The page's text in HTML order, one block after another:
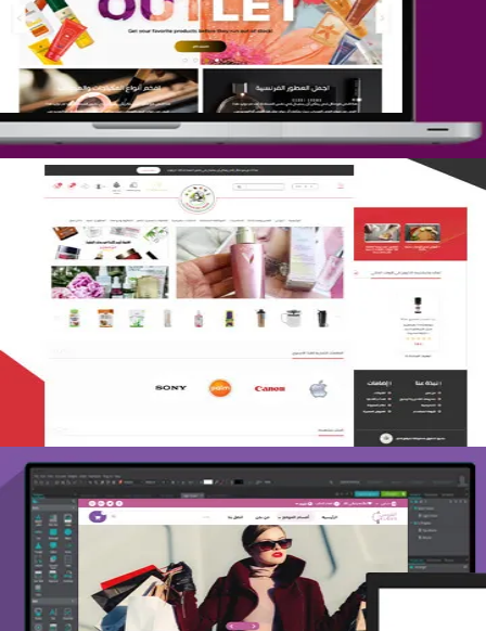
التفاصيل
تصميم متجر لمار
التفاصيل
تصميم متجر القوس
التفاصيل